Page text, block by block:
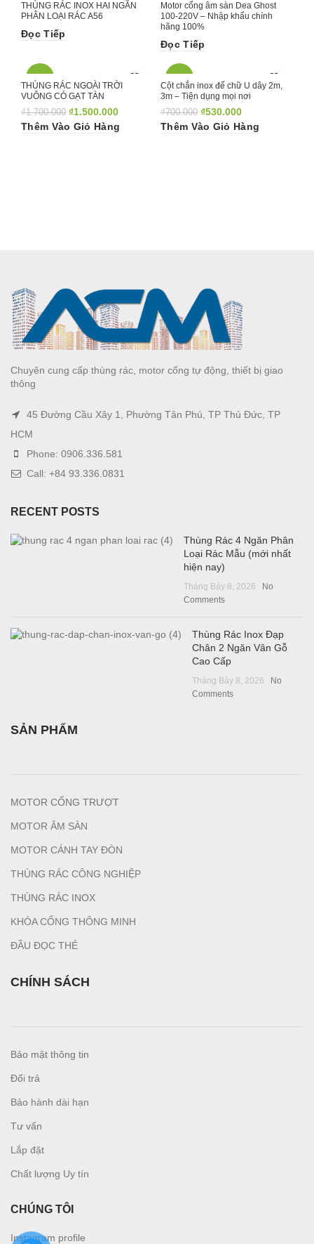
THÙNG RÁC INOX HAI NGĂN
PHÂN LOẠI RÁC A56
Đọc Tiếp
Motor cổng âm sàn Dea Ghost
100-220V – Nhập khẩu chính
hãng 100%
Đọc Tiếp
THÙNG RÁC NGOÀI TRỜI
VUÔNG CÓ GẠT TÀN
₫1.700.000 ₫1.500.000
Thêm Vào Giỏ Hàng
Cột chắn inox đế chữ U dây 2m,
3m – Tiện dụng mọi nơi
₫700.000 ₫530.000
Thêm Vào Giỏ Hàng
Chuyên cung cấp thùng rác, motor cổng tự động, thiết bị giao
thông
45 Đường Cầu Xây 1, Phường Tân Phú, TP Thủ Đức, TP
HCM
Phone: 0906.336.581
Call: +84 93.336.0831
RECENT POSTS
Thùng Rác 4 Ngăn Phân
Loại Rác Mẫu (mới nhất
hiện nay)
Tháng Bảy 8, 2026
No
Comments
Thùng Rác Inox Đạp
Chân 2 Ngăn Vân Gỗ
Cao Cấp
Tháng Bảy 8, 2026
No
Comments
SẢN PHẨM
MOTOR CỔNG TRƯỢT
MOTOR ÂM SÀN
MOTOR CÁNH TAY ĐÒN
THÙNG RÁC CÔNG NGHIỆP
THÙNG RÁC INOX
KHÓA CỔNG THÔNG MINH
ĐẦU ĐỌC THẺ
CHÍNH SÁCH
Bảo mật thông tin
Đổi trả
Bảo hành dài hạn
Tư vấn
L ắp đặt
Chất lượng Uy tín
CHÚNG TÔI
Instagram profile